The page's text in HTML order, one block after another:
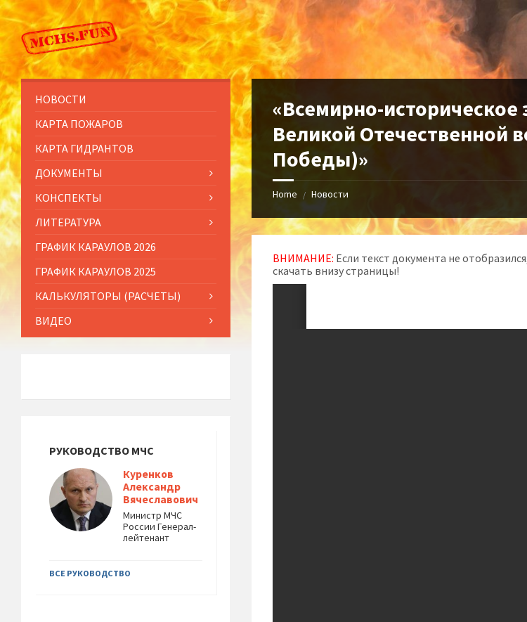
Skip
to
content
Skip
to
left
sidebar
Skip
to
footer
«Всемирно-
Великой Отечественной
Победы)»
Home / Новости
ВНИМАНИЕ: Если текст документа не
скачать внизу страницы!
НОВОСТИ
КАРТА ПОЖАРОВ
КАРТА ГИДРАНТОВ
ДОКУМЕНТЫ
КОНСПЕКТЫ
ЛИТЕРАТУРА
ГРАФИК КАРАУЛОВ 2026
ГРАФИК КАРАУЛОВ 2025
КАЛЬКУЛЯТОРЫ (РАСЧЕТЫ)
ВИДЕО
РУКОВОДСТВО МЧС
Куренков
Александр
Вячеславович
Министр МЧС
России Генерал-
лейтенант
ВСЕ РУКОВОДСТВО